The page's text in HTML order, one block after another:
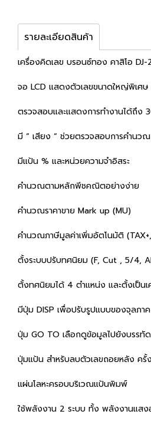
รายละเอียดสินค้า
เครื่องคิดเลข บรอนซ์ทอง คาสิโอ DJ-
จอ LCD แสดงตัวเลขขนาดใหญ่พิเศ
ตรวจสอบและแสดงการทำงานได้ถึง
มี “ เสียง “ ช่วยตรวจสอบการคำนว
มีแป้น % และหน่วยความจำอิสระ
คำนวณตามหลักพีชคณิตอย่างง่าย
คำนวณราคาขาย Mark up (MU)
คำนวณภาษีมูลค่าเพิ่มอัตโนมัติ
ตั้งระบบปรับทศนิยม (F, Cut , 5/4,
ตั้งทศนิยมได้ 4 ตำแหน่ง และตั้งเป็น
มีปุ่ม DISP เพื่อปรับรูปแบบของจุลภาค
ปุ่ม GO TO เลือกดูข้อมูลไปยังบรรทั
ปุ่มแป้น สำหรับลบตัวเลขถอยหลัง ครั้
แผ่นโลหะครอบบริเวณแป้นพิมพ์
ใช้พลังงาน 2 ระบบ ทั้ง พลังงานแสง